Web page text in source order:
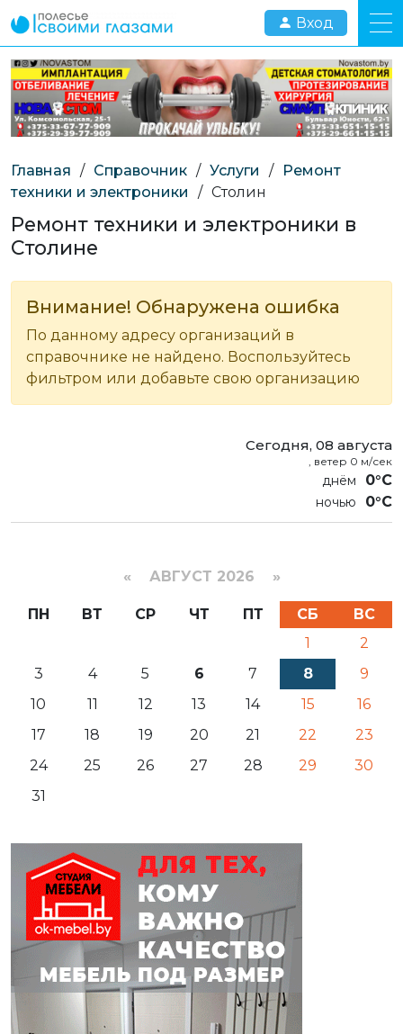
Вход
Главная / Справочник / Услуги /
Ремонт
техники и электроники
/ Столин
Ремонт техники и электроники в
Столине
Внимание! Обнаружена ошибка
По данному адресу организаций в
справочнике не найдено. Воспользуйтесь
фильтром или добавьте свою организацию
Сегодня, 08 августа
, ветер 0 м/сек
0°C
0°C
« АВГУСТ 2026 »
ПН ВТ СР ЧТ ПТ СБ
ВС
1
2
3
4 5 6 7 8
9
10
11 12 13 14 15
16
17
18 19 20 21 22
23
24
25 26 27 28 29
30
31